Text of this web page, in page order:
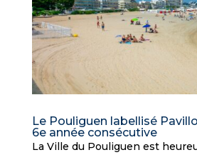
Le Pouliguen labellisé
6e année consécutive
La Ville du Pouliguen est